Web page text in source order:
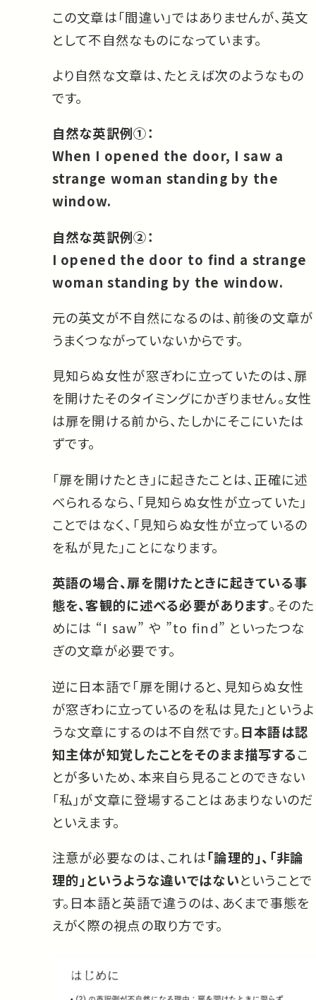
この文章は「間違い」ではありませんが、英文
として不自然なものになっています。
より自然な文章は、たとえば次のようなもの
です。
自然な英訳例①：
When I opened the door, I saw a
strange woman standing by the
window.
自然な英訳例②：
I opened the door to find a strange
woman standing by the window.
元の英文が不自然になるのは、前後の文章が
うまくつながっていないからです。
見知らぬ女性が窓ぎわに立っていたのは、扉
を開けたそのタイミングにかぎりません。女性
は扉を開ける前から、たしかにそこにいたは
ずです。
「扉を開けたとき」に起きたことは、正確に述
べられるなら、「見知らぬ女性が立っていた」
ことではなく、「見知らぬ女性が立っているの
を私が見た」ことになります。
英語の場合、扉を開けたときに起きている事
態を、客観的に述べる必要があります。そのた
めには “I saw” や ”to find” といったつな
ぎの文章が必要です。
逆に日本語で「扉を開けると、見知らぬ女性
が窓ぎわに立っているのを私は見た」というよ
うな文章にするのは不自然です。日本語は認
知主体が知覚したことをそのまま描写するこ
とが多いため、本来自ら見ることのできない
「私」が文章に登場することはあまりないのだ
といえます。
注意が必要なのは、これは「論理的」、「非論
理的」というような違いではないということで
す。日本語と英語で違うのは、あくまで事態を
えがく際の視点の取り方です。